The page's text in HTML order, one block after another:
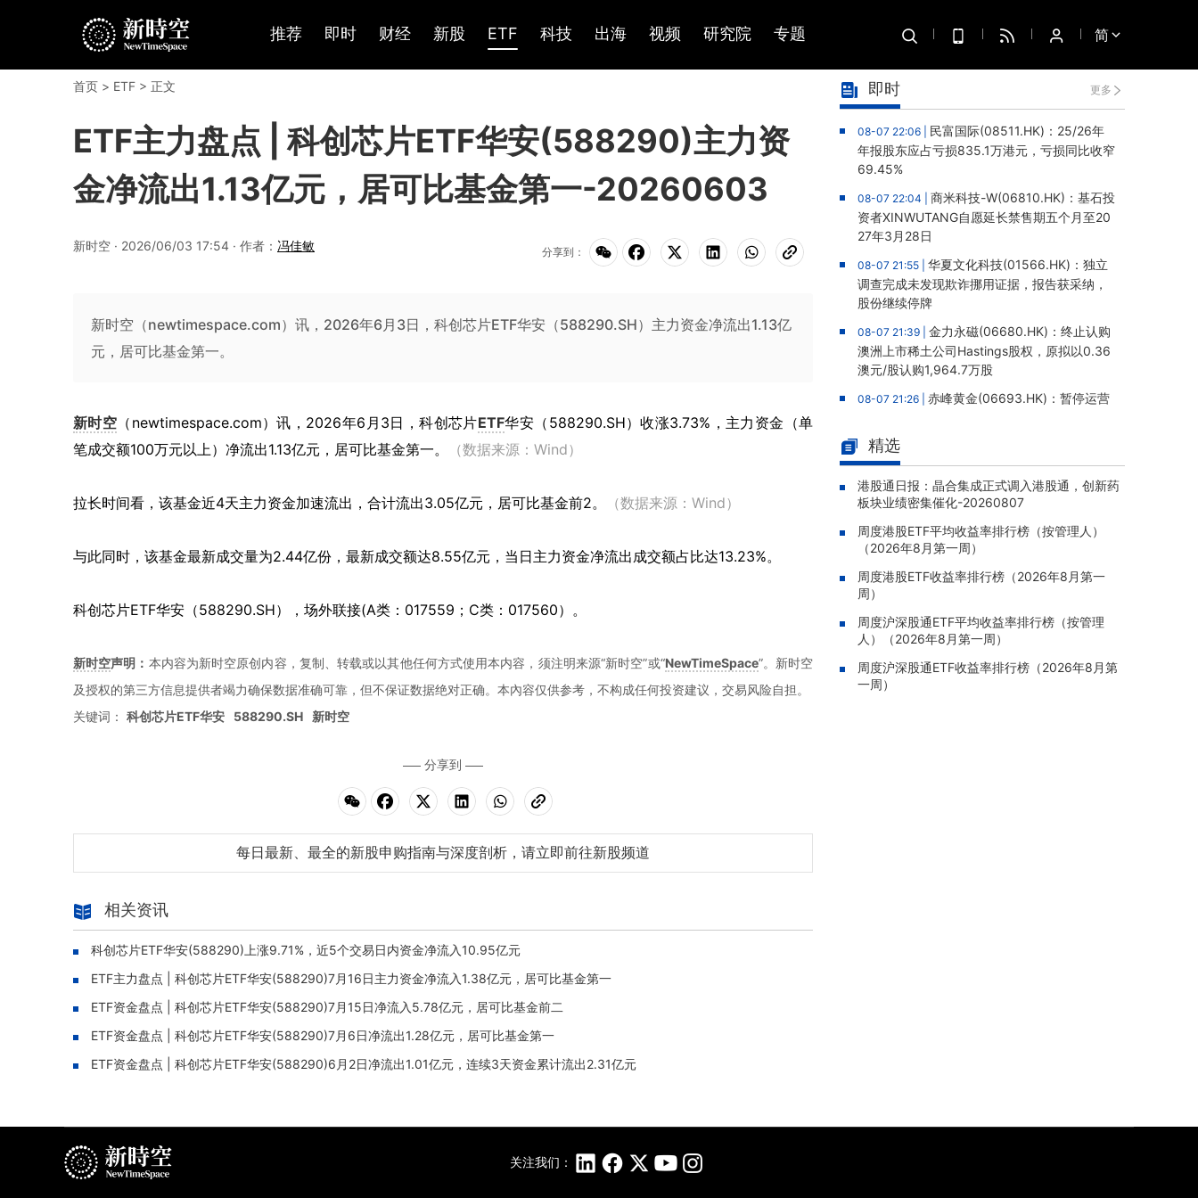
推荐 即时 财经 新股 ETF 科技 出海 视频 研究院 专题 简
首页 > ETF > 正文
ETF主力盘点 | 科创芯片ETF华安(588290)主力资
金净流出1.13亿元，居可比基金第一-20260603
新时空 · 2026/06/03 17:54 · 作者： 冯佳敏 分享到：
新时空（newtimespace.com）讯，2026年6月3日，科创芯片ETF华安（588290.SH）主力资金净流出1.13亿
元，居可比基金第一。
新时空 （ newtimespace.com）讯， 2026年6月3日，科创芯片ETF华安（588290.SH）收涨3.73%，主力资金（单
笔成交额100万元以上）净流出1.13亿元，居可比基金第一。
（数据来源：Wind）
拉长时间看，该基金近4天主力资金加速流出，合计流出3.05亿元，居可比基金前2。 （数据来源：Wind）
与此同时，该基金最新成交量为2.44亿份，最新成交额达8.55亿元，当日主力资金净流出成交额占比达13.23%。
科创芯片ETF华安（588290.SH），场外联接(A类：017559；C类：017560）。
新时空声明： 本内容为新时空原创内容，复制、转载或以其他任何方式使用本内容，须注明来源“新时空”或“NewTimeSpace”。新时空
及授权的第三方信息提供者竭力确保数据准确可靠，但不保证数据绝对正确。本內容仅供参考，不构成任何投资建议，交易风险自担。
关键词： 科创芯片ETF华安 588290.SH 新时空
分享到
每日最新、最全的新股申购指南与深度剖析，请立即前往新股频道
相关资讯
科创芯片ETF华安(588290)上涨9.71%，近5个交易日内资金净流入10.95亿元
ETF主力盘点 | 科创芯片ETF华安(588290)7月16日主力资金净流入1.38亿元，居可比基金第一
ETF资金盘点 | 科创芯片ETF华安(588290)7月15日净流入5.78亿元，居可比基金前二
ETF资金盘点 | 科创芯片ETF华安(588290)7月6日净流出1.28亿元，居可比基金第一
ETF资金盘点 | 科创芯片ETF华安(588290)6月2日净流出1.01亿元，连续3天资金累计流出2.31亿元
即时 更多
08-07 22:06 | 民富国际(08511.HK)：25/26年
年报股东应占亏损835.1万港元，亏损同比收窄
69.45%
08-07 22:04 | 商米科技-W(06810.HK)：基石投
资者XINWUTANG自愿延长禁售期五个月至20
27年3月28日
08-07 21:55 | 华夏文化科技(01566.HK)：独立
调查完成未发现欺诈挪用证据，报告获采纳，
股份继续停牌
08-07 21:39 | 金力永磁(06680.HK)：终止认购
澳洲上市稀土公司Hastings股权，原拟以0.36
澳元/股认购1,964.7万股
08-07 21:26 | 赤峰黄金(06693.HK)：暂停运营
人民币5,406万元
08-07 20:07 |灵宝黄金(03330.HK)：新疆哈巴
河勘查取得重大进展，保有金金属量由13.20吨
跃升至53.94吨
08-07 20:04 |迅策(03317.HK)：与天合算力订
立战略合作备忘，共探能源垂类大模型与Toke
n工厂商业化
08-07 20:02 |
中国泛半导体IMSS市场排名第三
08-07 19:47 | 浙能迈领绿航二次递表港交所，为
全球领先的绿色航运设备和系统提供商
08-07 19:09 |
精选
港股通日报：晶合集成正式调入港股通，创新药
板块业绩密集催化-20260807
周度港股ETF平均收益率排行榜（按管理人）
（2026年8月第一周）
周度港股ETF收益率排行榜（2026年8月第一
周）
周度沪深股通ETF平均收益率排行榜（按管理
人）（2026年8月第一周）
周度沪深股通ETF收益率排行榜（2026年8月第
一周）
关注我们：